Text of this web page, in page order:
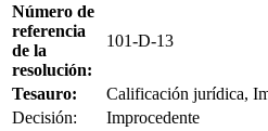
Número de
referencia
de la
resolución:
101-D-13
Tesauro:
Calificación jurídica,
Decisión:
Improcedente